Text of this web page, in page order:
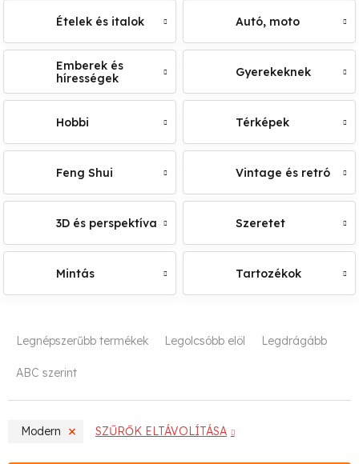
Ételek és italok Autó, moto
Emberek és
hírességek
Gyerekeknek
Hobbi Térképek
Feng Shui Vintage és retró
3D és perspektíva Szeretet
Mintás Tartozékok
T
m
Legnépszerűbb termékek Legolcsóbb elöl Legdrágább
ABC szerint
Modern SZŰRŐK ELTÁVOLÍTÁSA